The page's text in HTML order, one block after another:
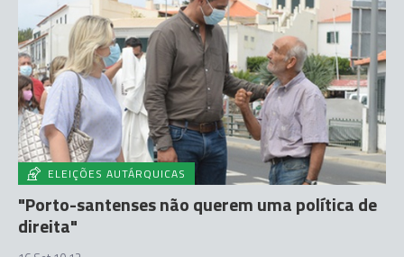
ELEIÇÕES AUTÁRQUICAS
"Porto-santenses não querem uma política de
direita"